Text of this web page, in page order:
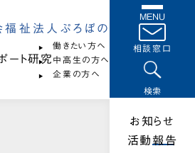
福祉法人ぷろぼの
ート研究
働きたい方へ
中高生の方へ
企業の方へ
MENU
相談窓口
検索
お知らせ
活動報告